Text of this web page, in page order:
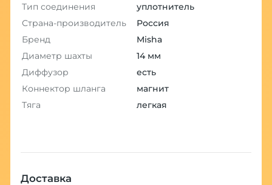
Тип соединения
уплотнитель
Страна-производитель
Россия
Бренд
Misha
Диаметр шахты
14 мм
Диффузор
есть
Коннектор шланга
магнит
Тяга
легкая
Доставка